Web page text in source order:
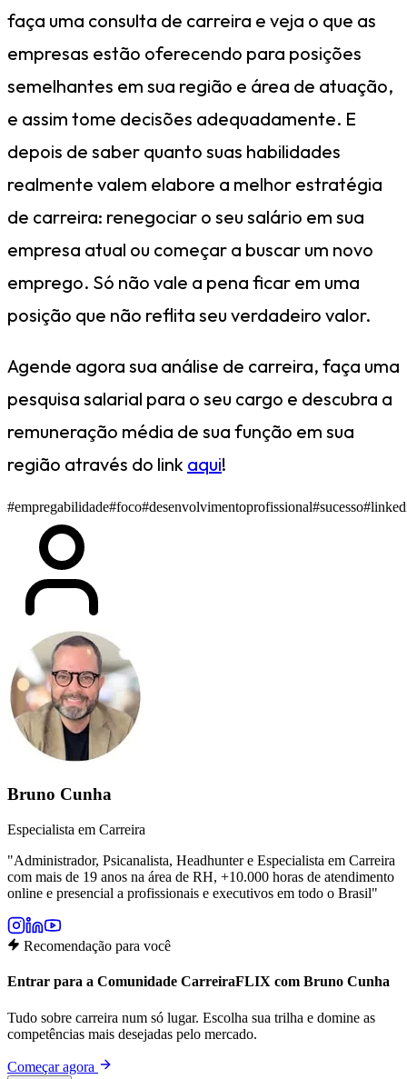
faça uma consulta de carreira e veja o que as
empresas estão oferecendo para posições
semelhantes em sua região e área de atuação,
e assim tome decisões adequadamente. E
depois de saber quanto suas habilidades
realmente valem elabore a melhor estratégia
de carreira: renegociar o seu salário em sua
empresa atual ou começar a buscar um novo
emprego. Só não vale a pena ficar em uma
posição que não reflita seu verdadeiro valor.
Agende agora sua análise de carreira, faça uma
pesquisa salarial para o seu cargo e descubra a
remuneração média de sua função em sua
região através do link aqui!
#empregabilidade#foco#desenvolvimentoprofissional#sucesso
Bruno Cunha
Especialista em Carreira
"Administrador, Psicanalista, Headhunter e Especialista em Carreira
com mais de 19 anos na área de RH, +10.000 horas de atendimento
online e presencial a profissionais e executivos em todo o Brasil"
Recomendação para você
Entrar para a Comunidade CarreiraFLIX com Bruno Cunha
Tudo sobre carreira num só lugar. Escolha sua trilha e domine as
competências mais desejadas pelo mercado.
Começar agora